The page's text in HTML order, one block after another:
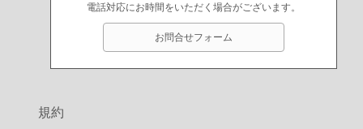
電話対応にお時間をいただく場合がございます。
お問合せフォーム
規約